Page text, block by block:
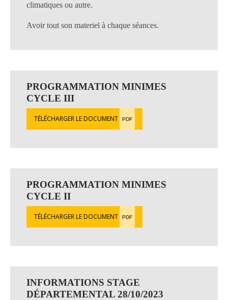
climatiques ou autre.
Avoir tout son materiel à chaque séances.
PROGRAMMATION MINIMES
CYCLE III
TÉLÉCHARGER LE DOCUMENT PDF
PROGRAMMATION MINIMES
CYCLE II
TÉLÉCHARGER LE DOCUMENT PDF
INFORMATIONS STAGE
DÉPARTEMENTAL 28/10/2023